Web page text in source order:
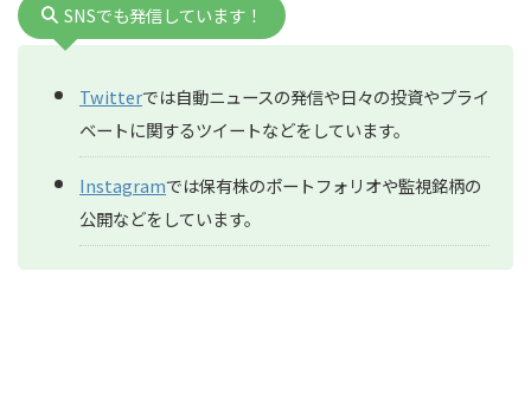
SNSでも発信しています！
Twitterでは自動ニュースの発信や日々の投資やプライ
ベートに関するツイートなどをしています。
Instagramでは保有株のポートフォリオや監視銘柄の
公開などをしています。